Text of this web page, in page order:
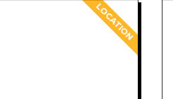
LOCATION